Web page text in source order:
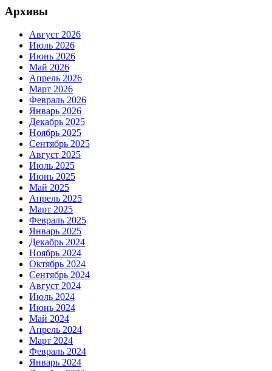
Архивы
Август 2026
Июль 2026
Июнь 2026
Май 2026
Апрель 2026
Март 2026
Февраль 2026
Январь 2026
Декабрь 2025
Ноябрь 2025
Сентябрь 2025
Август 2025
Июль 2025
Июнь 2025
Май 2025
Апрель 2025
Март 2025
Февраль 2025
Январь 2025
Декабрь 2024
Ноябрь 2024
Октябрь 2024
Сентябрь 2024
Август 2024
Июль 2024
Июнь 2024
Май 2024
Апрель 2024
Март 2024
Февраль 2024
Январь 2024